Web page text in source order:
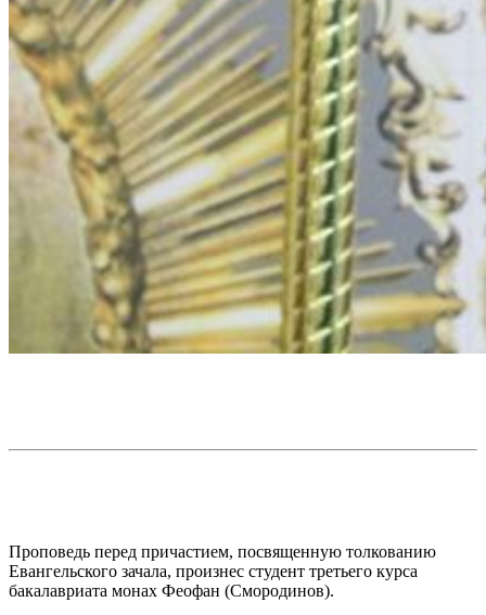
Проповедь перед причастием, посвященную толкованию
Евангельского зачала, произнес студент третьего курса
бакалавриата монах Феофан (Смородинов).